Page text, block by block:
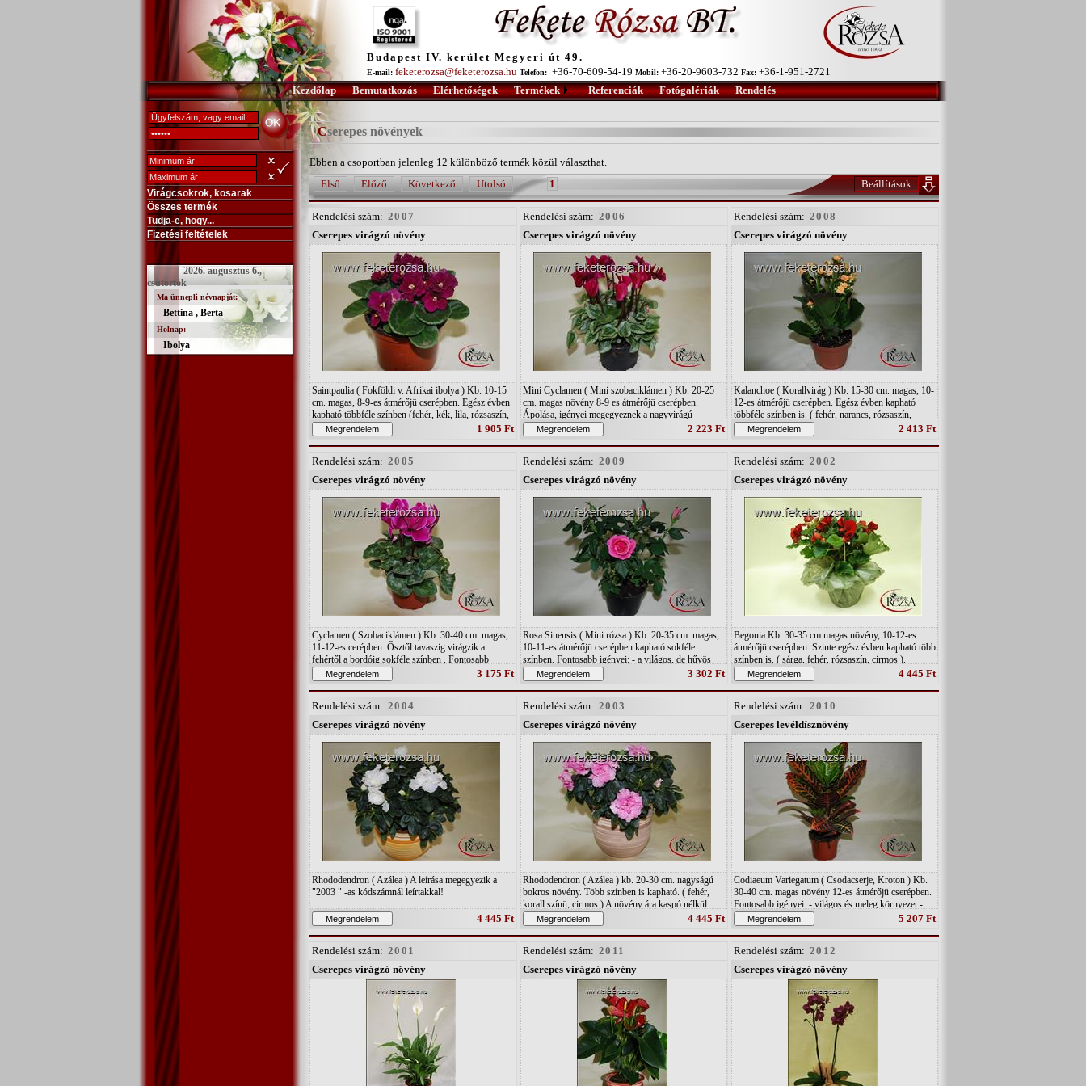
Budapest IV. kerület Megyeri út 49.
E-mail: feketerozsa@feketerozsa.hu Telefon: +36-70-609-54-19 Mobil: +36-20-9603-732 Fax: +36-1-951-2721
Kezdőlap
Bemutatkozás Elérhetőségek Termékek Referenciák Fotógalériák Rendelés
Virágcsokrok, kosarak
Összes termék
Tudja-e, hogy...
Fizetési feltételek
2026. augusztus 6.,
csütörtök
Ma ünnepli névnapját:
Bettina , Berta
Holnap:
Ibolya
Cserepes növények
Ebben a csoportban jelenleg 12 különböző termék közül választhat.
Első
Előző Következő Utolsó 1 Beállítások
Rendelési szám: 2007
Cserepes virágzó növény
Saintpaulia ( Fokföldi v. Afrikai ibolya ) Kb. 10-15
cm. magas, 8-9-es átmérőjü cserépben. Egész évben
kapható többféle színben (fehér, kék, lila, rózsaszín,
cirmos ). Fontosabb igényei: - Közepes víz- és
páratartalom, - A hely világos vagy félárnyékos, De
Öntözés langyos vízzel és csak alulról!
1 905 Ft
Rendelési szám: 2006
Cserepes virágzó növény
Mini Cyclamen ( Mini szobaciklámen ) Kb. 20-25
cm. magas növény 8-9 es átmérőjü cserépben.
Ápolása, igényei megegyeznek a nagyvirágú
cyclamenével! ( Lásd:" 2005 " -ös kódszám alatt! )
2 223 Ft
Rendelési szám: 2008
Cserepes virágzó növény
Kalanchoe ( Korallvirág ) Kb. 15-30 cm. magas, 10-
12-es átmérőjü cserépben. Egész évben kapható
többféle színben is. ( fehér, narancs, rózsaszín,
korall, piros, ) Igényei: - kis víz-és páraigényű, de a
meleg és világos helyet szereti.( kivétel télen! ) - " B
2 413 Ft
Rendelési szám: 2005
Cserepes virágzó növény
Cyclamen ( Szobaciklámen ) Kb. 30-40 cm. magas,
11-12-es cerépben. Ősztől tavaszig virágzik a
fehértől a bordóig sokféle színben . Fontosabb
igényei: - Optimális hőmérséklet: 16 fok. világos
hely. - Vízigény közepes, de magas páratartalom. - "
3 175 Ft
Rendelési szám: 2009
Cserepes virágzó növény
Rosa Sinensis ( Mini rózsa ) Kb. 20-35 cm. magas,
10-11-es átmérőjü cserépben kapható sokféle
színben. Fontosabb igényei: - a világos, de hűvös
helyet kedveli. - magas páratartalmat és nyáron sok
vizet kíván. - " B " típusú talajban érzi jól magát.
3 302 Ft
Rendelési szám: 2002
Cserepes virágzó növény
Begonia Kb. 30-35 cm magas növény, 10-12-es
átmérőjü cserépben. Szinte egész évben kapható több
színben is. ( sárga, fehér, rózsaszín, cirmos ).
Néhány fontosabb igény: - Közepes víz-és
páratartalom, - világos, meleg hely - " A " típusú föld
4 445 Ft
Rendelési szám: 2004
Cserepes virágzó növény
Rhododendron ( Azálea ) A leírása megegyezik a
"2003 " -as kódszámnál leírtakkal!
4 445 Ft
Rendelési szám: 2003
Cserepes virágzó növény
Rhododendron ( Azálea ) kb. 20-30 cm. nagyságú
bokros növény. Több színben is kapható. ( fehér,
korall színü, cirmos ) A növény ára kaspó nélkül
értendő! Fontosabb igényei: - víz-és páratartalom
magas, Világos, DE hűvös hely. - " A " típusú talajt
4 445 Ft
Rendelési szám: 2010
Cserepes levéldísznövény
Codiaeum Variegatum ( Csodacserje, Kroton ) Kb.
30-40 cm. magas növény 12-es átmérőjü cserépben.
Fontosabb igényei: - világos és meleg környezet -
közepes vízigény de magas páratartalom. - " B "
típusú talaj. - hideg levegőre, huzatra nagyon
5 207 Ft
Rendelési szám: 2001
Cserepes virágzó növény
Rendelési szám: 2011
Cserepes virágzó növény
Rendelési szám: 2012
Cserepes virágzó növény